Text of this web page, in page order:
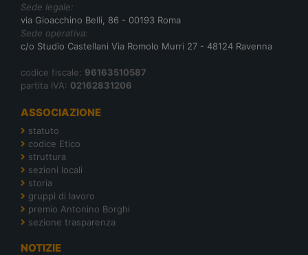
Sede legale:
via Gioacchino Belli, 86 - 00193 Roma
Sede operativa:
c/o Studio Castellani Via Romolo Murri 27 - 48124 Ravenna
codice fiscale: 96163510587
partita IVA: 02162831206
ASSOCIAZIONE
statuto
codice Etico
struttura
sezioni locali
storia
gruppi di lavoro
premio Antonino Borghi
sezione trasparenza
NOTIZIE